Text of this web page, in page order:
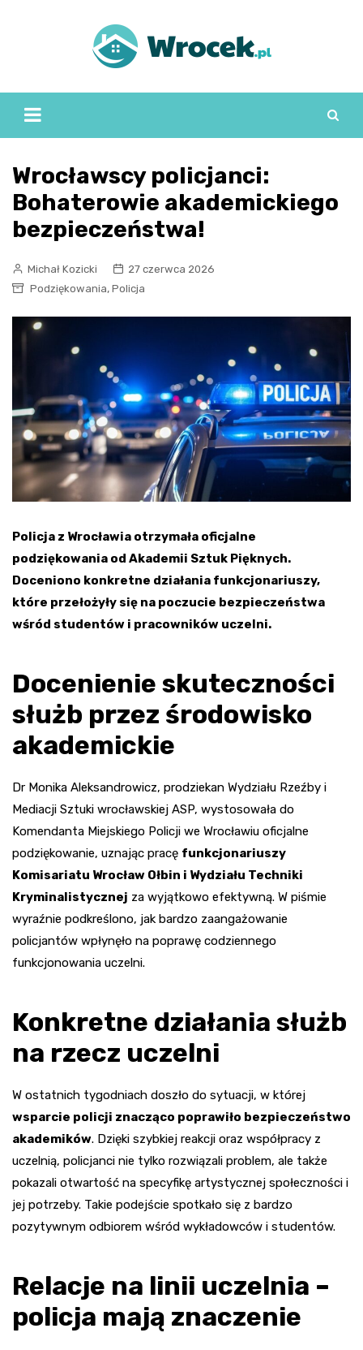
Wrocławscy policjanci:
Bohaterowie akademickiego
bezpieczeństwa!
Michał Kozicki
27 czerwca 2026
Podziękowania, Policja
Policja z Wrocławia otrzymała oficjalne
podziękowania od Akademii Sztuk Pięknych.
Doceniono konkretne działania funkcjonariuszy,
które przełożyły się na poczucie bezpieczeństwa
wśród studentów i pracowników uczelni.
Docenienie skuteczności
służb przez środowisko
akademickie
Dr Monika Aleksandrowicz, prodziekan Wydziału Rzeźby i
Mediacji Sztuki wrocławskiej ASP, wystosowała do
Komendanta Miejskiego Policji we Wrocławiu oficjalne
podziękowanie, uznając pracę funkcjonariuszy
Komisariatu Wrocław Ołbin i Wydziału Techniki
Kryminalistycznej za wyjątkowo efektywną. W piśmie
wyraźnie podkreślono, jak bardzo zaangażowanie
policjantów wpłynęło na poprawę codziennego
funkcjonowania uczelni.
Konkretne działania służb
na rzecz uczelni
W ostatnich tygodniach doszło do sytuacji, w której
wsparcie policji znacząco poprawiło bezpieczeństwo
akademików. Dzięki szybkiej reakcji oraz współpracy z
uczelnią, policjanci nie tylko rozwiązali problem, ale także
pokazali otwartość na specyfikę artystycznej społeczności i
jej potrzeby. Takie podejście spotkało się z bardzo
pozytywnym odbiorem wśród wykładowców i studentów.
Relacje na linii uczelnia –
policja mają znaczenie